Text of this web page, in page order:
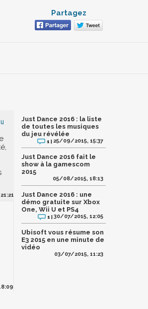
Partagez
Just Dance 2016 : la liste
de toutes les musiques
du jeu révélée
1 | 25/09/2015, 15:37
Just Dance 2016 fait le
show à la gamescom
2015
05/08/2015, 18:13
Just Dance 2016 : une
démo gratuite sur Xbox
One, Wii U et PS4
1 |30/07/2015, 12:05
Ubisoft vous résume son
E3 2015 en une minute de
vidéo
03/07/2015, 11:23